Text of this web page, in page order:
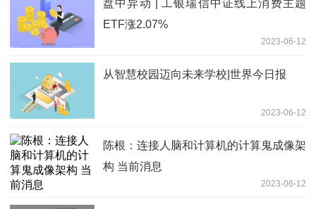
盘中异动 | 工银瑞信中证线上消费主题
ETF涨2.07%
2023-06-12
从智慧校园迈向未来学校|世界今日报
2023-06-12
陈根：连接人脑和计算机的计算鬼成像架
构 当前消息
2023-06-12